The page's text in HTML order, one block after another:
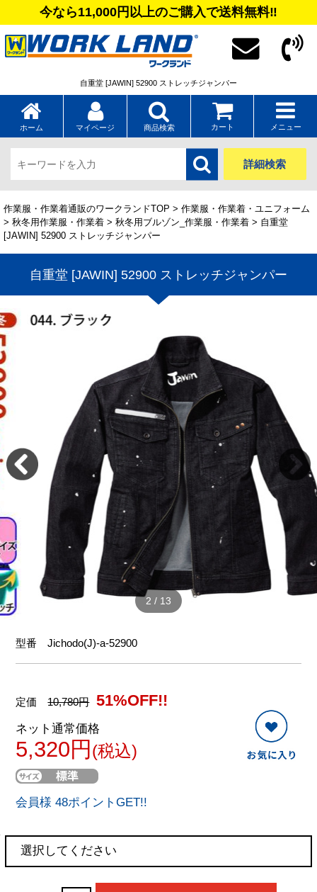
今なら11,000円以上のご購入で送料無料‼
自重堂 [JAWIN] 52900 ストレッチジャンパー
ホーム マイページ 商品検索 カート メニュー
詳細検索
作業服・作業着通販のワークランドTOP > 作業服・作業着・ユニフォーム
> 秋冬用作業服・作業着 > 秋冬用ブルゾン_作業服・作業着 > 自重堂
[JAWIN] 52900 ストレッチジャンパー
自重堂 [JAWIN] 52900 ストレッチジャンパー
2 / 13
型番Jichodo(J)-a-52900
定価10,780円 51%OFF!!
ネット通常価格
5,320円 (税込)
会員様 48ポイントGET!!